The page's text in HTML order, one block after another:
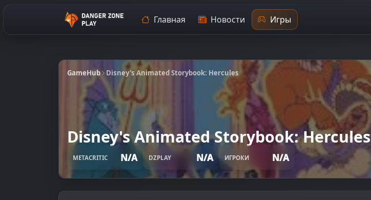
Главная Новости Игры
GameHub Disney's Animated Storybook: Hercules
Disney's Animated Storybook: Hercules
METACRITIC N/A DZPLAY N/A ИГРОКИ N/A